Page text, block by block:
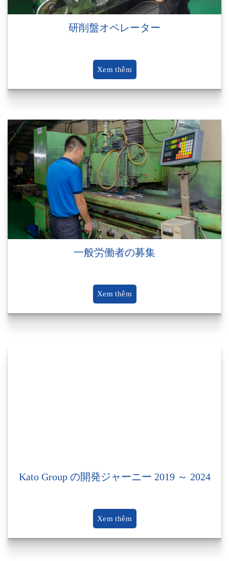
研削盤オペレーター
Xem thêm
一般労働者の募集
Xem thêm
Kato Group の開発ジャーニー 2019 ～ 2024
Xem thêm